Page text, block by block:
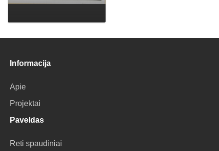
Informacija
Apie
Projektai
Paveldas
Reti spaudiniai